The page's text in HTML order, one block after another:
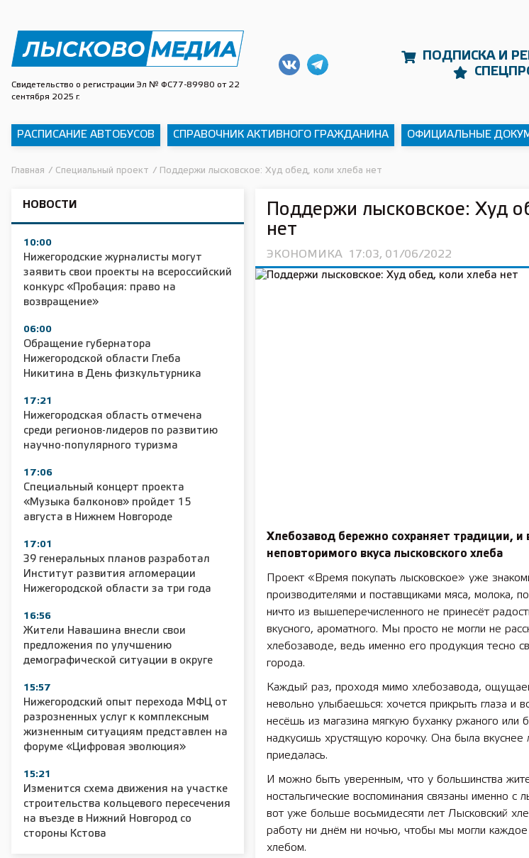
Свидетельство о регистрации Эл № ФС77-89980 от 22
сентября 2025 г.
ПОДПИСКА И
РАСПИСАНИЕ АВТОБУСОВ СПРАВОЧНИК АКТИВНОГО ГРАЖДАНИНА ОФИЦИАЛЬНЫЕ
Главная / Специальный проект / Поддержи лысковское: Худ обед, коли хлеба нет
НОВОСТИ
10:00
Нижегородские журналисты могут
заявить свои проекты на всероссийский
конкурс «Пробация: право на
возвращение»
06:00
Обращение губернатора
Нижегородской области Глеба
Никитина в День физкультурника
17:21
Нижегородская область отмечена
среди регионов-лидеров по развитию
научно-популярного туризма
17:06
Специальный концерт проекта
«Музыка балконов» пройдет 15
августа в Нижнем Новгороде
17:01
39 генеральных планов разработал
Институт развития агломерации
Нижегородской области за три года
16:56
Жители Навашина внесли свои
предложения по улучшению
демографической ситуации в округе
15:57
Нижегородский опыт перехода МФЦ от
разрозненных услуг к комплексным
жизненным ситуациям представлен на
форуме «Цифровая эволюция»
15:21
Изменится схема движения на участке
строительства кольцевого пересечения
на въезде в Нижний Новгород со
стороны Кстова
Поддержи лысковское: Худ
нет
ЭКОНОМИКА 17:03, 01/06/2022
Хлебозавод бережно сохраняет традиции, и
неповторимого вкуса лысковского хлеба
Проект «Время покупать лысковское» уже
производителями и поставщиками мяса, молока,
ничто из вышеперечисленного не принесёт
вкусного, ароматного. Мы просто не могли не
хлебозаводе, ведь именно его продукция тесно
города.
Каждый раз, проходя мимо хлебозавода,
невольно улыбаешься: хочется прикрыть глаза и
несёшь из магазина мягкую буханку ржаного или
надкусишь хрустящую корочку. Она была
приедалась.
И можно быть уверенным, что у большинства
ностальгические воспоминания связаны именно с
вот уже больше восьмидесяти лет Лысковский
работу ни днём ни ночью, чтобы мы могли каждое
хлебом.
2025 11 01 Земли
сельскохозяйственного назначения
2025 11